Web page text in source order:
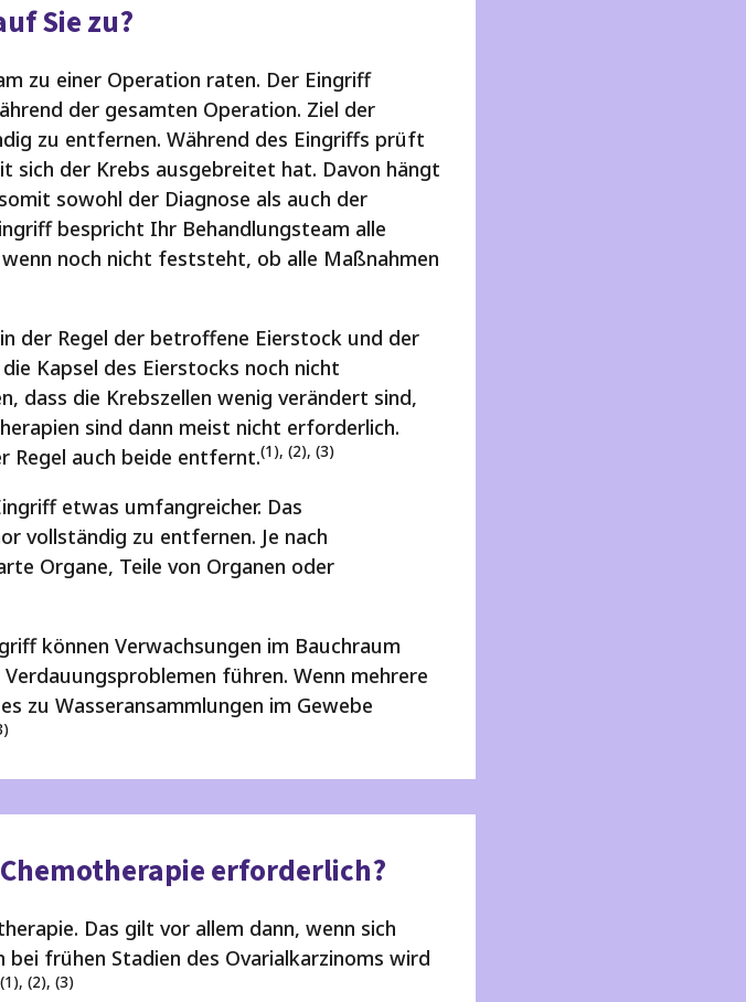
Sie zu?
zu einer Operation raten. Der Eingriff
der gesamten Operation. Ziel der
zu entfernen. Während des Eingriffs prüft
sich der Krebs ausgebreitet hat. Davon hängt
sowohl der Diagnose als auch der
bespricht Ihr Behandlungsteam alle
noch nicht feststeht, ob alle Maßnahmen
der Regel der betroffene Eierstock und der
Kapsel des Eierstocks noch nicht
dass die Krebszellen wenig verändert sind,
sind dann meist nicht erforderlich.
Regel auch beide entfernt.(1), (2), (3)
etwas umfangreicher. Das
vollständig zu entfernen. Je nach
Organe, Teile von Organen oder
können Verwachsungen im Bauchraum
führen. Wenn mehrere
zu Wasseransammlungen im Gewebe
erforderlich?
Das gilt vor allem dann, wenn sich
bei frühen Stadien des Ovarialkarzinoms wird
(1), (2), (3)